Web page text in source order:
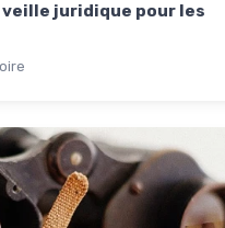
veille juridique pour les